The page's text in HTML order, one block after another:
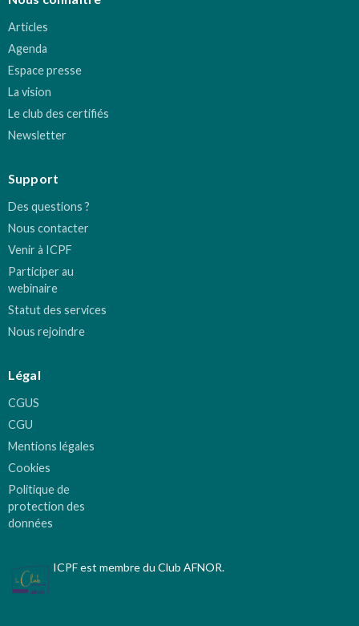
Articles
Agenda
Espace presse
La vision
Le club des certifiés
Newsletter
Support
Des questions ?
Nous contacter
Venir à ICPF
Participer au
webinaire
Statut des services
Nous rejoindre
Légal
CGUS
CGU
Mentions légales
Cookies
Politique de
protection des
données
ICPF est membre du Club AFNOR.